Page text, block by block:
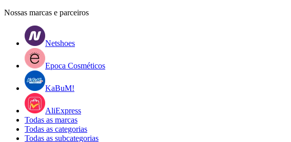
Nossas marcas e parceiros
Netshoes
Epoca Cosméticos
KaBuM!
AliExpress
Todas as marcas
Todas as categorias
Todas as subcategorias